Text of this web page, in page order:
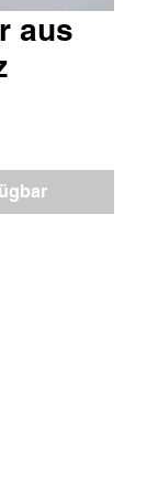
aus